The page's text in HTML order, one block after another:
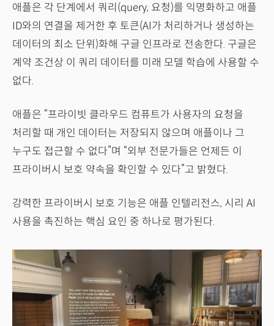
애플은 각 단계에서 쿼리(query, 요청)를 익명화하고 애플
ID와의 연결을 제거한 후 토큰(AI가 처리하거나 생성하는
데이터의 최소 단위)화해 구글 인프라로 전송한다. 구글은
계약 조건상 이 쿼리 데이터를 미래 모델 학습에 사용할 수
없다.
애플은 “프라이빗 클라우드 컴퓨트가 사용자의 요청을
처리할 때 개인 데이터는 저장되지 않으며 애플이나 그
누구도 접근할 수 없다”며 “외부 전문가들은 언제든 이
프라이버시 보호 약속을 확인할 수 있다”고 밝혔다.
강력한 프라이버시 보호 기능은 애플 인텔리전스, 시리 AI
사용을 촉진하는 핵심 요인 중 하나로 평가된다.